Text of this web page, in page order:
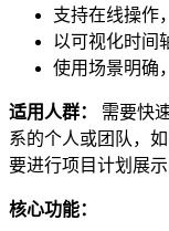
支持在线操作
以可视化时间
使用场景明确
适用人群：
需要快
系的个人或团队，
要进行项目计划展示
核心功能：